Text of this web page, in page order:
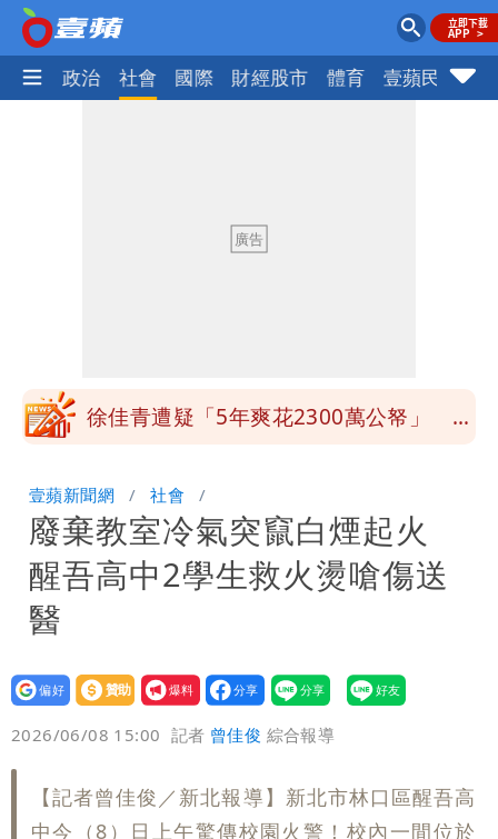
生活 政治 社會 國際 財經股市 體育 壹蘋民調
空纜車、小巨蛋全面戒備
獨家｜台中國一特教生持掃把攻擊老師
員收益變化
徐佳青遭疑「5年爽花2300萬公帑」 本
存在 再度被嗆：李白、杜甫用鮮卑文寫
詩？
白海豚颱風影響！北捷活動延期一週 貓
空纜車、小巨蛋全面戒備
獨家｜台中國一特教生持掃把攻擊老師
壹蘋新聞網 社會
廢棄教室冷氣突竄白煙起火
醒吾高中2學生救火燙嗆傷送
醫
設為
贊助
我要
爆料
2026/06/08 15:00 記者 曾佳俊 綜合報導
【記者曾佳俊／新北報導】新北市林口區醒吾高
中今（8）日上午驚傳校園火警！校內一間位於